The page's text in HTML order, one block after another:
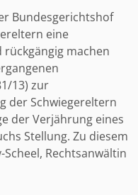
Bundesgerichtshof
eine
rückgängig machen
13) zur
der Schwiegereltern
der Verjährung eines
Stellung. Zu diesem
Rechtsanwältin